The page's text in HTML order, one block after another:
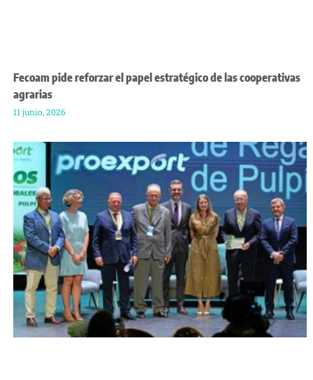
Fecoam pide reforzar el papel estratégico de las cooperativas
agrarias
11 junio, 2026